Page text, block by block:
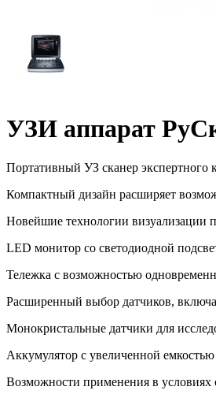
УЗИ аппарат
Портативный УЗ сканер экспертного
Компактный дизайн расширяет
Новейшие технологии визуализации
LED монитор со светодиодной
Тележка с возможностью
Расширенный выбор датчиков,
Монокристальные датчики для
Аккумулятор с увеличенной
Возможности применения в